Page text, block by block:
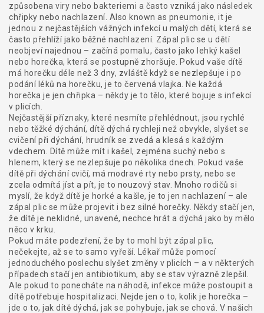
způsobena viry nebo bakteriemi a často vzniká jako následek
chřipky nebo nachlazení. Also known as pneumonie, it je
jednou z nejčastějších vážných infekcí u malých dětí, která se
často přehlíží jako běžné nachlazení. Zápal plic se u dětí
neobjeví najednou – začíná pomalu, často jako lehký kašel
nebo horečka, která se postupně zhoršuje. Pokud vaše dítě
má horečku déle než 3 dny, zvláště když se nezlepšuje i po
podání léků na horečku, je to červená vlajka. Ne každá
horečka je jen chřipka – někdy je to tělo, které bojuje s infekcí
v plicích.
Nejčastější příznaky, které nesmíte přehlédnout, jsou rychlé
nebo těžké dýchání, dítě dýchá rychleji než obvykle, slyšet se
cvičení při dýchání, hrudník se zvedá a klesá s každým
vdechem . Dítě může mít i kašel , zejména suchý nebo s
hlenem, který se nezlepšuje po několika dnech . Pokud vaše
dítě při dýchání cvičí, má modravé rty nebo prsty, nebo se
zcela odmítá jíst a pít, je to nouzový stav. Mnoho rodičů si
myslí, že když dítě je horké a kašle, je to jen nachlazení – ale
zápal plic se může projevit i bez silné horečky. Někdy stačí jen,
že dítě je neklidné, unavené, nechce hrát a dýchá jako by mělo
něco v krku.
Pokud máte podezření, že by to mohl být zápal plic,
nečekejte, až se to samo vyřeší. Lékař může pomocí
jednoduchého poslechu slyšet změny v plicích – a v některých
případech stačí jen antibiotikum, aby se stav výrazně zlepšil.
Ale pokud to ponecháte na náhodě, infekce může postoupit a
dítě potřebuje hospitalizaci. Nejde jen o to, kolik je horečka –
jde o to, jak dítě dýchá, jak se pohybuje, jak se chová. V našich